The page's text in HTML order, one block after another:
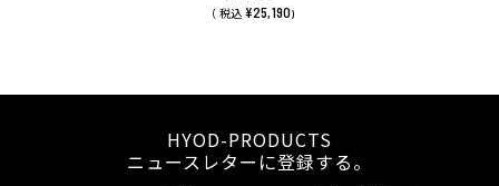
（ 税込 ¥25,190)
HYOD-PRODUCTS
ニュースレターに登録する。